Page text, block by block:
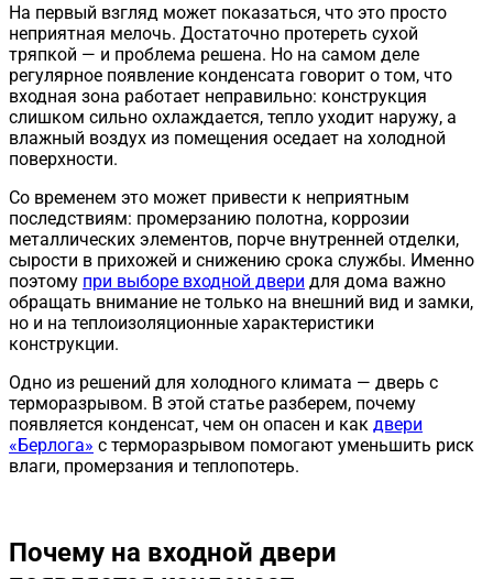
На первый взгляд может показаться, что это просто
неприятная мелочь. Достаточно протереть сухой
тряпкой — и проблема решена. Но на самом деле
регулярное появление конденсата говорит о том, что
входная зона работает неправильно: конструкция
слишком сильно охлаждается, тепло уходит наружу, а
влажный воздух из помещения оседает на холодной
поверхности.
Со временем это может привести к неприятным
последствиям: промерзанию полотна, коррозии
металлических элементов, порче внутренней отделки,
сырости в прихожей и снижению срока службы. Именно
поэтому при выборе входной двери для дома важно
обращать внимание не только на внешний вид и замки,
но и на теплоизоляционные характеристики
конструкции.
Одно из решений для холодного климата — дверь с
терморазрывом. В этой статье разберем, почему
появляется конденсат, чем он опасен и как двери
«Берлога» с терморазрывом помогают уменьшить риск
влаги, промерзания и теплопотерь.
Почему на входной двери